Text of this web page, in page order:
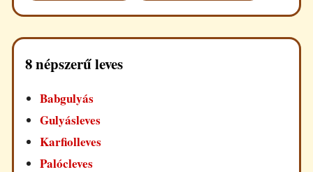
8 népszerű leves
Babgulyás
Gulyásleves
Karfiolleves
Palócleves